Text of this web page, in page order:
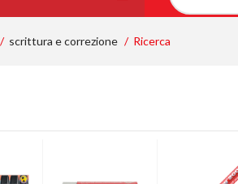
scrittura e correzione Ricerca